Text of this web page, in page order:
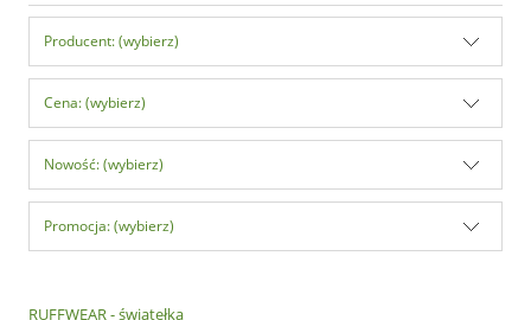
Producent: (wybierz)
Cena: (wybierz)
Nowość: (wybierz)
Promocja: (wybierz)
RUFFWEAR - światełka